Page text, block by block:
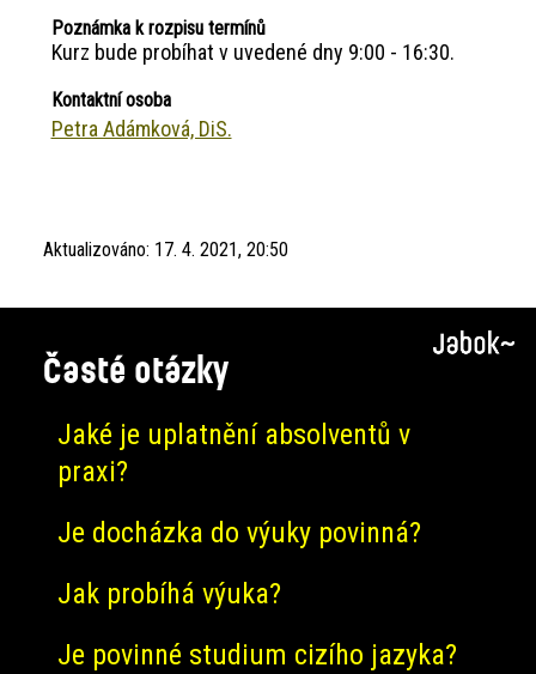
Poznámka k rozpisu termínů
Kurz bude probíhat v uvedené dny 9:00 - 16:30.
Kontaktní osoba
Petra Adámková, DiS.
Aktualizováno: 17. 4. 2021, 20:50
Časté otázky
Jaké je uplatnění absolventů v
praxi?
Je docházka do výuky povinná?
Jak probíhá výuka?
Je povinné studium cizího jazyka?